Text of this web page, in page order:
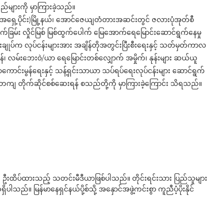
များကို မှာကြားခဲ့သည်။
ရှေ့ပိုင်း)မြို့နယ်၊ အောင်ဇေယျတံတားအဆင်းတွင် ဇလားပုံအုတ်စီ
မ်း လှိုင်မြစ် မြစ်ထွက်ပေါက် မြေအောက်ရေမြောင်းဆောင်ရွက်နေမှု
ျုပ်က လုပ်ငန်းများအား အချိန်တိုအတွင်းပြီးစီးရေးနှင့် သတ်မှတ်ကာလ
လမ်းဘေးဝဲ/ယာ ရေမြောင်းတစ်လျှောက် အမှိုက်၊ နုန်းများ ဆယ်ယူ
ကောင်းမွန်ရေးနှင့် သန့်ရှင်းသာယာ သပ်ရပ်ရေးလုပ်ငန်းများ ဆောင်ရွက်
နစ်တကျ တိုက်ဆိုင်စစ်ဆေးရန် စသည်တို့ကို မှာကြားခဲ့ကြောင်း သိရသည်။
းထိပ်ထားသည့် သတင်းမီဒီယာဖြစ်ပါသည်။ တိုင်းရင်းသား ပြည်သူများ
ပါသည်။ မြန်မာနေရှင်နယ်ပို့စ်သို့ အနှောင်အဖွဲ့ကင်းစွာ ကူညီပံ့ပိုးနိုင်